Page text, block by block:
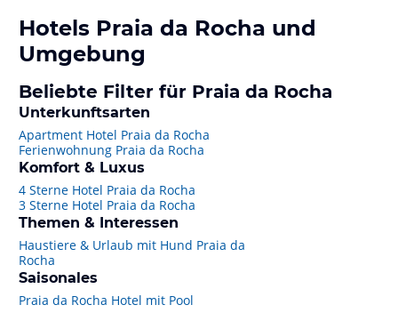
Hotels Praia da Rocha und
Umgebung
Beliebte Filter für Praia da Rocha
Unterkunftsarten
Apartment Hotel Praia da Rocha
Ferienwohnung Praia da Rocha
Komfort & Luxus
4 Sterne Hotel Praia da Rocha
3 Sterne Hotel Praia da Rocha
Themen & Interessen
Haustiere & Urlaub mit Hund Praia da
Rocha
Saisonales
Praia da Rocha Hotel mit Pool